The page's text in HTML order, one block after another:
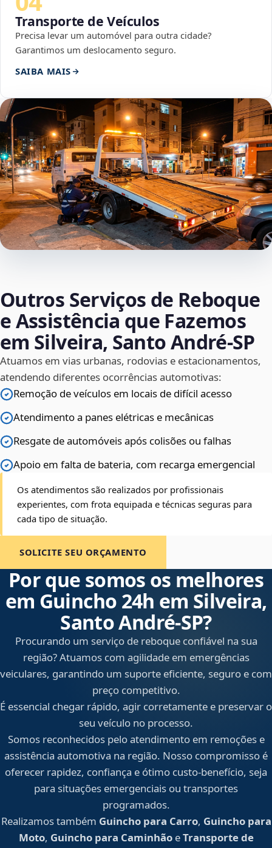
Transporte de Veículos
Precisa levar um automóvel para outra cidade?
Garantimos um deslocamento seguro.
SAIBA MAIS
Outros Serviços de Reboque
e Assistência que Fazemos
em Silveira, Santo André‑SP
Atuamos em vias urbanas, rodovias e estacionamentos,
atendendo diferentes ocorrências automotivas:
Remoção de veículos em locais de difícil acesso
Atendimento a panes elétricas e mecânicas
Resgate de automóveis após colisões ou falhas
Apoio em falta de bateria, com recarga emergencial
Os atendimentos são realizados por profissionais
experientes, com frota equipada e técnicas seguras para
cada tipo de situação.
SOLICITE SEU ORÇAMENTO
Por que somos os melhores
em Guincho 24h em Silveira,
Santo André‑SP?
Procurando um serviço de reboque confiável na sua
região? Atuamos com agilidade em emergências
veiculares, garantindo um suporte eficiente, seguro e com
preço competitivo.
É essencial chegar rápido, agir corretamente e preservar o
seu veículo no processo.
Somos reconhecidos pelo atendimento em remoções e
assistência automotiva na região. Nosso compromisso é
oferecer rapidez, confiança e ótimo custo-benefício, seja
para situações emergenciais ou transportes
programados.
Realizamos também Guincho para Carro, Guincho para
Moto, Guincho para CaminhãoeTransporte de